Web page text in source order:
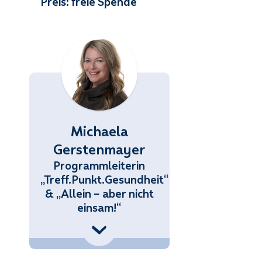
Michaela
Gerstenmayer
Programmleiterin
„Treff.Punkt.Gesundheit“
& „Allein – aber nicht
einsam!“